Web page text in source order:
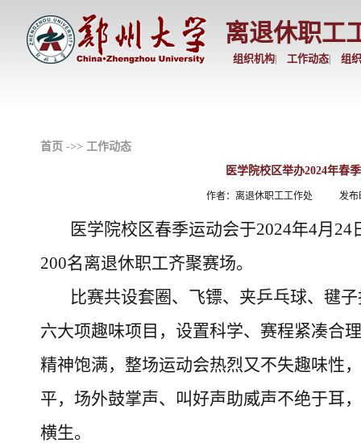
离退休职工
组织机构 工作动态 组
首页 ->> 工作动态
医学院校区举办2024年春
作者：离退休职工工作处 发布
医学院校区春季运动会于2024年4月
200名离退休职工齐聚赛场。
比赛共设套圈、飞镖、夹乒乓球、毽
六大项趣味项目，设置科学、赛程紧凑合
精神饱满，整场运动会热烈又不失趣味性
平，场外鼓掌声、叫好声助威声不绝于耳
横生。